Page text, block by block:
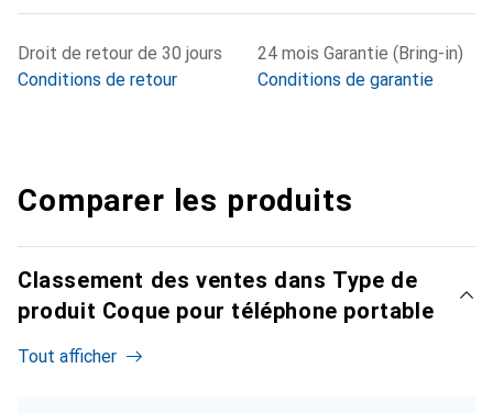
Droit de retour de 30 jours
Conditions de retour
24 mois Garantie (Bring-in)
Conditions de garantie
Comparer les produits
Classement des ventes dans Type de
produit Coque pour téléphone portable
Tout afficher